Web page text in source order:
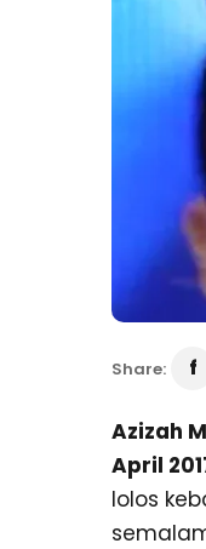
Share:
Azizah
April
lolos